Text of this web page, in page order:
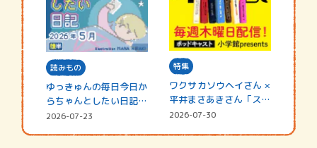
読みもの
ゆっきゅんの毎日今日か
らちゃんとしたい日記
☆202…
2026-07-23
特集
ワクサカソウヘイさん ×
平井まさあきさん「スペ
シャ…
2026-07-30